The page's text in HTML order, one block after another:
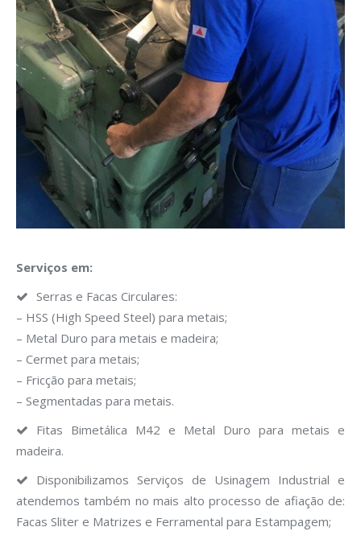
Serviços em:
Serras e Facas Circulares:
– HSS (High Speed Steel) para metais;
– Metal Duro para metais e madeira;
– Cermet para metais;
– Fricção para metais;
– Segmentadas para metais.
Fitas Bimetálica M42 e Metal Duro para metais e
madeira.
Disponibilizamos Serviços de Usinagem Industrial e
atendemos também no mais alto processo de afiação de:
Facas Sliter e Matrizes e Ferramental para Estampagem;